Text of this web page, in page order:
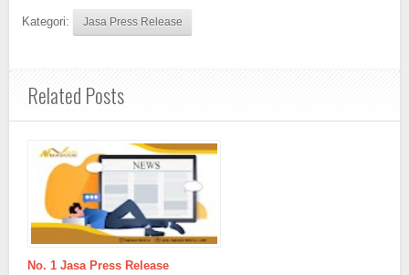
Kategori: Jasa Press Release
Related Posts
No. 1 Jasa Press Release